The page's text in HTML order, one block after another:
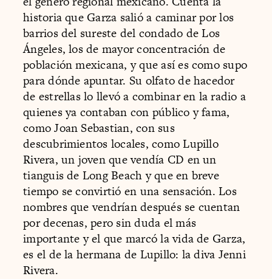
historia que Garza salió a caminar por los
barrios del sureste del condado de Los
Ángeles, los de mayor concentración de
población mexicana, y que así es como supo
para dónde apuntar. Su olfato de hacedor
de estrellas lo llevó a combinar en la radio a
quienes ya contaban con público y fama,
como Joan Sebastian, con sus
descubrimientos locales, como Lupillo
Rivera, un joven que vendía CD en un
tianguis de Long Beach y que en breve
tiempo se convirtió en una sensación. Los
nombres que vendrían después se cuentan
por decenas, pero sin duda el más
importante y el que marcó la vida de Garza,
es el de la hermana de Lupillo: la diva Jenni
Rivera.